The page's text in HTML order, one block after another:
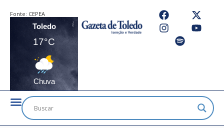
Fonte: CEPEA
Toledo
17°C
Chuva